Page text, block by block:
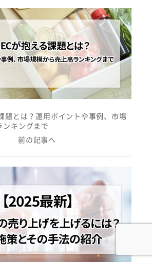
題とは？運用ポイントや事例、市場
キングまで
前の記事へ